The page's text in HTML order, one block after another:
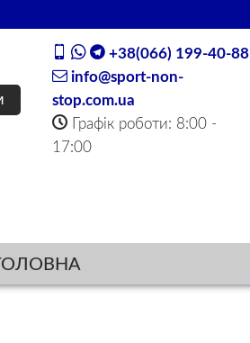
+38(066) 199-40-88
info@sport-non-
stop.com.ua
Графік роботи: 8:00 -
17:00